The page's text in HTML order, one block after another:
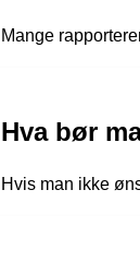
Mange
Hva bør
Hvis man ikke